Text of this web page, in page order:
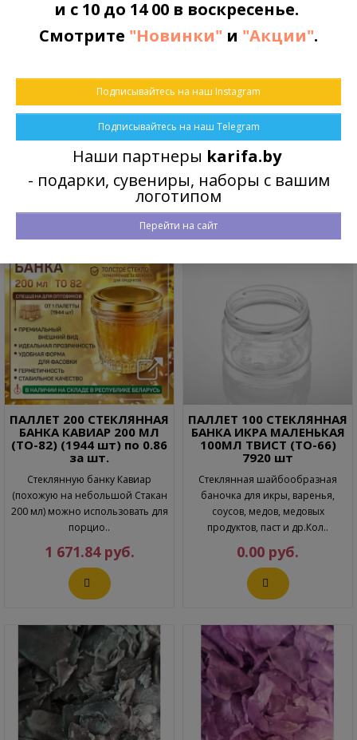
КРЫШКА ТО-110 ЗЕЛЕНАЯ
универсальной крышкой,
удерживающей вакуум, с
металлическим кулачком..
1.60 руб.
500 БАНКА ПЛАСТИКОВАЯ
Удобная и практичная тара для
хранения и транспортировки
жидких и сыпучих продуктов.
Идет в комплект..
1.50 руб.
ПАЛЛЕТ 200 СТЕКЛЯННАЯ
БАНКА КАВИАР 200 МЛ
(ТО-82) (1944 шт) по 0.86
за шт.
Стеклянную банку Кавиар
(похожую на небольшой Стакан
200 мл) можно использовать для
порцио..
1 671.84 руб.
ПАЛЛЕТ 100 СТЕКЛЯННАЯ
БАНКА ИКРА МАЛЕНЬКАЯ
100МЛ ТВИСТ (ТО-66)
7920 шт
Стеклянная шайбообразная
баночка для икры, варенья,
соусов, медов, медовых
продуктов, паст и др.Кол..
0.00 руб.
и с 10 до 14 00 в воскресенье.
Смотрите "Новинки" и "Акции".
Подписывайтесь на наш Instagram
Подписывайтесь на наш Telegram
Наши партнеры karifa.by
- подарки, сувениры, наборы с вашим
логотипом
Перейти на сайт